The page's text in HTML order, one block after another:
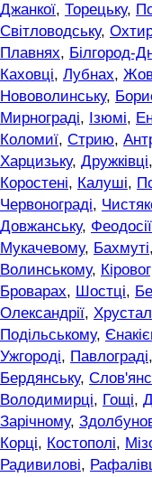
Джанкої, Торецьку,
Світловодську,
Плавнях, Білгород-
Каховці, Лубнах,
Нововолинську,
Мирнограді, Ізюмі,
Коломиї, Стрию,
Харцизьку, Дружківці,
Коростені, Калуші,
Червонограді,
Довжанську, Феодосії
Мукачевому, Бахмуті,
Волинському,
Броварах, Шостці,
Олександрії,
Подільському,
Ужгороді, Павлограді,
Бердянську,
Володимирці, Гощі,
Зарічному,
Корці, Костополі,
Радивилові,